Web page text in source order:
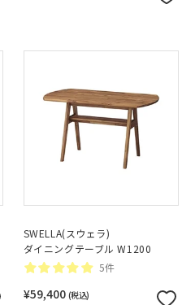
SWELLA(スウェラ)
ダイニングテーブル W1200
5件
¥59,400 (税込)